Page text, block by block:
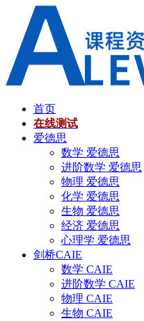
首页
在线测试
爱德思
数学 爱德思
进阶数学 爱德思
物理 爱德思
化学 爱德思
生物 爱德思
经济 爱德思
心理学 爱德思
剑桥CAIE
数学 CAIE
进阶数学 CAIE
物理 CAIE
生物 CAIE